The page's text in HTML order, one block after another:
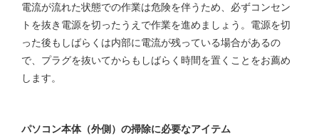
電流が流れた状態での作業は危険を伴うため、必ずコンセン
トを抜き電源を切ったうえで作業を進めましょう。電源を切
った後もしばらくは内部に電流が残っている場合があるの
で、プラグを抜いてからもしばらく時間を置くことをお薦め
します。
パソコン本体（外側）の掃除に必要なアイテム